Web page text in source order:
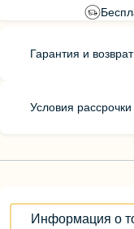
Гарантия и возврат
Условия рассрочки
Информация о